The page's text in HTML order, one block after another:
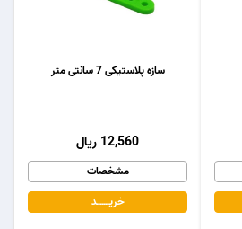
سازه پلاستیکی 7 سانتی متر
12,560 ریال
مشخصات
خریـــــــد